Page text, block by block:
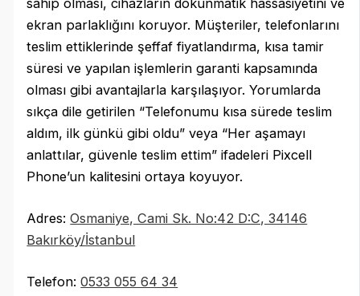
sahip olması, cihazların dokunmatik hassasiyetini ve
ekran parlaklığını koruyor. Müşteriler, telefonlarını
teslim ettiklerinde şeffaf fiyatlandırma, kısa tamir
süresi ve yapılan işlemlerin garanti kapsamında
olması gibi avantajlarla karşılaşıyor. Yorumlarda
sıkça dile getirilen “Telefonumu kısa sürede teslim
aldım, ilk günkü gibi oldu” veya “Her aşamayı
anlattılar, güvenle teslim ettim” ifadeleri Pixcell
Phone’un kalitesini ortaya koyuyor.
Adres:Osmaniye, Cami Sk. No:42 D:C, 34146
Bakırköy/İstanbul
Telefon:0533 055 64 34